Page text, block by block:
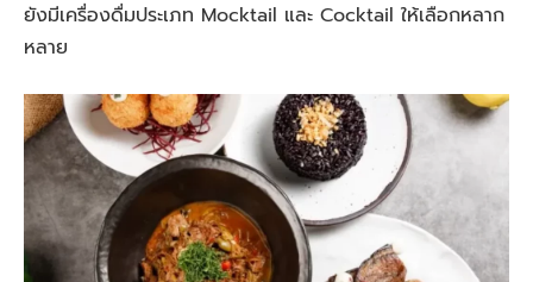
ยังมีเครื่องดื่มประเภท Mocktail และ Cocktail ให้เลือกหลาก
หลาย